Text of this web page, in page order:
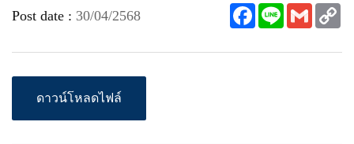
Post date : 30/04/2568 Facebook
Line Gmail
ดาวน์โหลดไฟล์